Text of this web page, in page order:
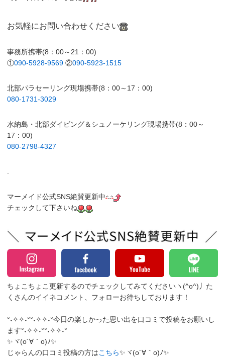
お気軽にお問い合わせください
事務所携帯(8：00～21：00)
①090-5928-9569 ②090-5923-1515
北部パラセーリング現場携帯(8：00～17：00)
080-1731-3029
水納島・北部ダイビング＆シュノーケリング現場携帯(8：00～
17：00)
080-2798-4327
.
マーメイド公式SNS絶賛更新中
チェックして下さいね
ちょこちょこ更新するのでチェックしてみてくださいヽ(^o^)丿 た
くさんのイイネコメント、フォローお待ちしております！
°˖✧✧˖°°˖✧✧˖°今日の楽しかった思い出を口コミで投稿をお願いし
ます°˖✧✧˖°°˖✧✧˖°
✨ヾ(o´∀｀o)ﾉ✨
じゃらんの口コミ投稿の方はこちら✨ヾ(o´∀｀o)ﾉ✨